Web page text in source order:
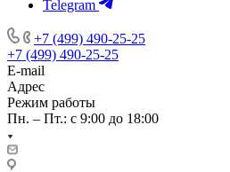
Telegram
+7 (499) 490-25-25
+7 (499) 490-25-25
E-mail
Адрес
Режим работы
Пн. – Пт.: с 9:00 до 18:00